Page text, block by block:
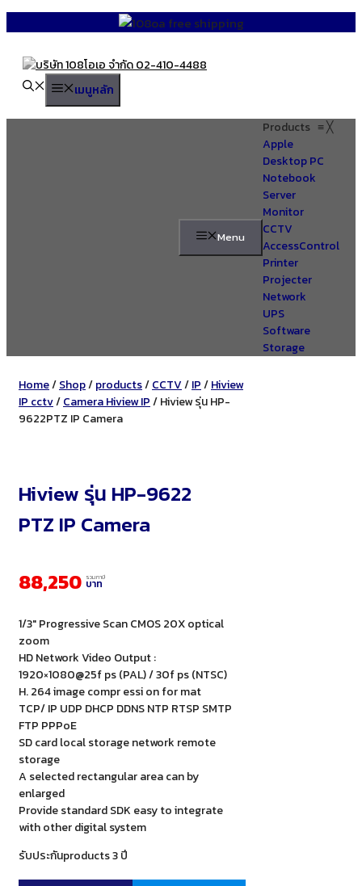
content
เมนูหลัก
Menu
Products ≡╳
Apple
Desktop PC
Notebook
Server
Monitor
CCTV
AccessControl
Printer
Projecter
Network
UPS
Software
Storage
Home/Shop/products/CCTV/IP/Hiview
IP cctv/Camera Hiview IP/ Hiview รุ่น HP-
9622PTZ IP Camera
Hiview รุ่น HP-9622
PTZ IP Camera
88,250 รวมภาษี
บาท
1/3″ Progressive Scan CMOS 20X optical
zoom
HD Network Video Output :
1920×1080@25f ps (PAL) / 30f ps (NTSC)
H. 264 image compr essi on for mat
TCP/ IP UDP DHCP DDNS NTP RTSP SMTP
FTP PPPoE
SD card local storage network remote
storage
A selected rectangular area can by
enlarged
Provide standard SDK easy to integrate
with other digital system
รับประกันproducts 3 ปี